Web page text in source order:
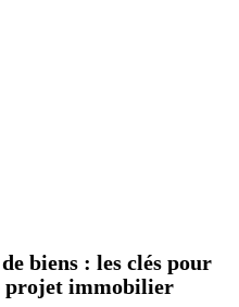
biens : les clés pour
projet immobilier